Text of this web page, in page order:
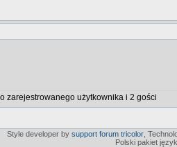
zarejestrowanego użytkownika i 2 gości
Style developer by support forum tricolor
Polski pakiet